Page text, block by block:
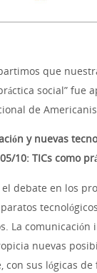
que
social” fue
de
y nuevas
10: TICs como
debate en los
La
nuevas
con sus lógicas de